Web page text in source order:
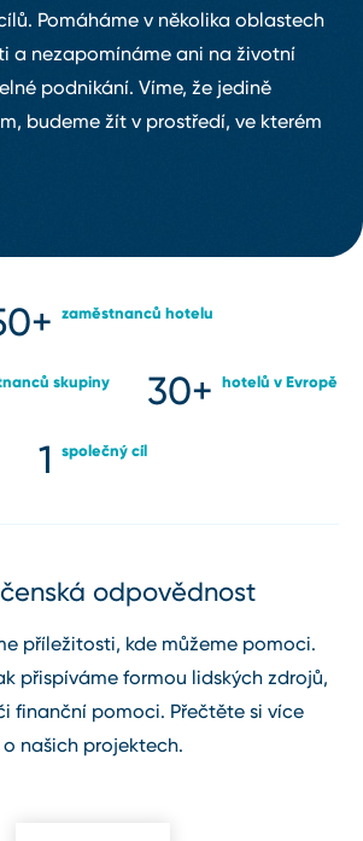
Pomáháme v několika oblastech
a nezapomínáme ani na životní
podnikání. Víme, že jedině
budeme žít v prostředí, ve kterém
zaměstnanců hotelu
skupiny 30+ hotelů v Evropě
1 společný cíl
odpovědnost
příležitosti, kde můžeme pomoci.
přispíváme formou lidských zdrojů,
finanční pomoci. Přečtěte si více
o našich projektech.